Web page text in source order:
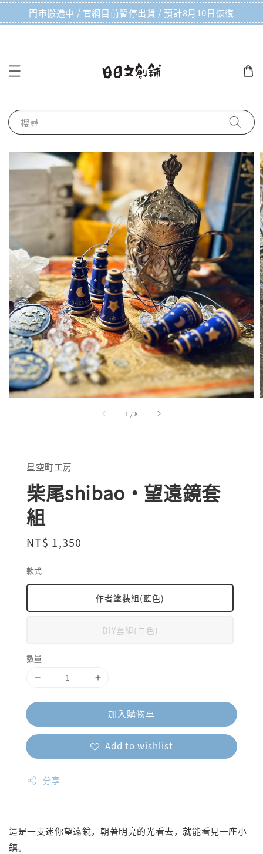
門市搬遷中 / 官網目前暫停出貨 / 預計8月10日恢復
搜尋
1 /8
星空町工房
柴尾shibao・望遠鏡套
組
Regular
NT$ 1,350
款式
作者塗裝組(藍色)
DIY套組(白色)
數量
加入購物車
Add to wishlist
分享
這是一支迷你望遠鏡，朝著明亮的光看去，就能看見一座小
鎮。